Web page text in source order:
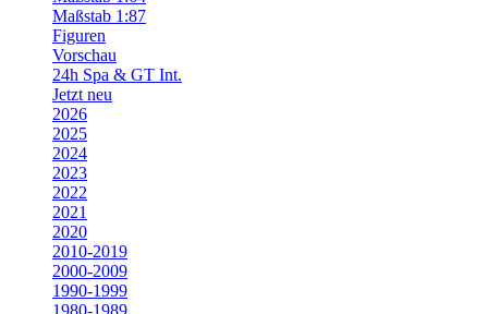
Maßstab 1:87
Figuren
Vorschau
24h Spa & GT Int.
Jetzt neu
2026
2025
2024
2023
2022
2021
2020
2010-2019
2000-2009
1990-1999
1980-1989